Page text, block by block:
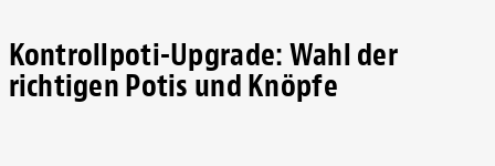
Kontrollpoti-Upgrade: Wahl der
richtigen Potis und Knöpfe